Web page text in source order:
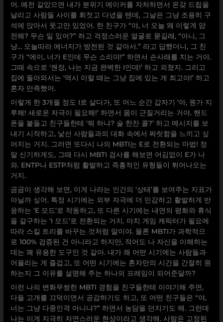
어. 예전 같았으면 내가 분위기 메이커를 자처하면서 온갖 드립을
날리고 사람들 사이를 휘젓고 다녔을 텐데, 그날은 그냥 조용히 구
석에 앉아서 웃고만 있었어. 한 친구가 “야, 너 오늘 왜 이렇게 얌
전해? 무슨 일 있어?” 하고 걱정스러운 얼굴로 묻길래, “아니, 그
냥… 오늘따라 에너지가 방전된 것 같아서.” 라고 답했더니, 그 친
구가 “에이, 너가 E인데 무슨 소리야!” 하면서 손사래를 치는 거야.
그때 속으로 ‘젠장, 나는 지금 완벽한 I인데!’ 하고 외쳤지. 그리고
집에 돌아와서는 ‘역시 이럴 때는 그냥 집에 있는 게 최고야!’ 하고
혼자 만족했어.
이렇게 한 3개월 정도 I로 살다가, 또 어느 순간 갑자기 ‘아, 뭔가 지
루해! 새로운 자극이 필요해!’ 하면서 몸이 근질거리는 거야. 핸드
폰을 붙들고 친구들한테 ‘뭐 하냐? 술 한잔 콜?’ 하고 메시지를 보
내기 시작하고, 낯선 사람들과의 대화 속에서 짜릿함을 느끼고 싶
어지는 거지. 그러면 또다시 나의 MBTI는 E로 전환되는 마법! 정
말 신기하게도, 그때 다시 MBTI 검사를 해보면 어김없이 E가 나
와. ENTP나 ESTP처럼 활발하고 즉흥적인 유형들이 튀어나오는
거지.
곰곰이 생각해 보면, 이게 나라는 인간의 ‘상태’를 보여주는 지표가
아닐까 싶어. 특정 시기에는 외부 자극에 더 민감하고 활발하게 반
응하는 ‘E 모드’로 작동하고, 또 다른 시기에는 내면의 평화와 휴식
을 갈구하는 ‘I 모드’로 전환되는 거지. 마치 게임 캐릭터가 필요에
따라 스킬 트리를 바꾸는 것처럼 말이야. 물론 MBTI가 과학적으
로 100% 검증된 건 아니라고 하지만, 적어도 나 자신을 이해하는
데는 꽤 유용한 도구인 것 같아. 내가 왜 어떤 시기에는 사람들과
어울리는 게 즐겁고, 또 어떤 시기에는 혼자만의 시간을 간절히 원
하는지 그 이유를 설명해 주는 하나의 프레임이 되어준달까?
이런 나의 변화무쌍한 MBTI 경험을 친구들한테 이야기해 주면,
다들 고개를 끄덕이면서 공감하기도 하고, 또 어떤 친구들은 “야,
너는 그냥 다중인격 아니냐?” 하면서 농담을 던지기도 해. 그런데
나는 이게 지극히 자연스러운 현상이라고 생각해. 사람은 고정된